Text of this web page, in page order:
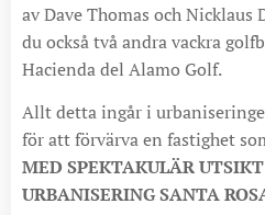
av Dave Thomas och
du också två andra vackra
Hacienda del Alamo Golf.
Allt detta ingår i
för att förvärva en fastighet
MED SPEKTAKULÄR
URBANISERING SANTA